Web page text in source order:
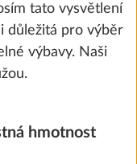
tato vysvětlení
důležitá pro výběr
výbavy. Naši
hmotnost